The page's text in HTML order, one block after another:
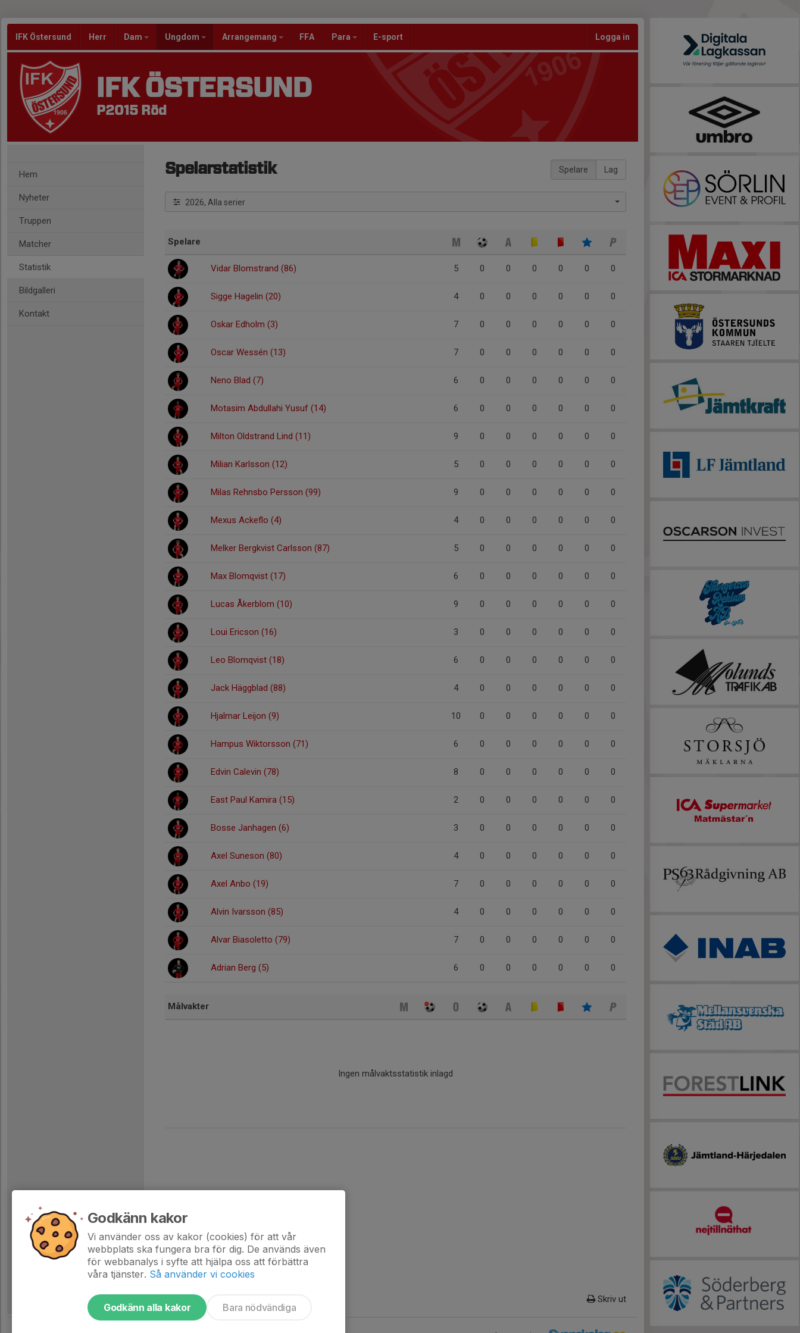
IFK Östersund Herr Dam Ungdom Arrangemang FFA Para E-sport Logga in
IFK ÖSTERSUND
P2015 Röd
Hem
Nyheter
Truppen
Matcher
Statistik
Bildgalleri
Kontakt
Spelare Lag
Spelarstatistik
2026, Alla serier
Spelare
Vidar Blomstrand (86) 5 0 0 0 0 0 0
Sigge Hagelin (20) 4 0 0 0 0 0 0
Oskar Edholm (3) 7 0 0 0 0 0 0
Oscar Wessén (13) 7 0 0 0 0 0 0
Neno Blad (7) 6 0 0 0 0 0 0
Motasim Abdullahi Yusuf (14) 6 0 0 0 0 0 0
Milton Oldstrand Lind (11) 9 0 0 0 0 0 0
Milian Karlsson (12) 5 0 0 0 0 0 0
Milas Rehnsbo Persson (99) 9 0 0 0 0 0 0
Mexus Ackeflo (4) 4 0 0 0 0 0 0
Melker Bergkvist Carlsson (87) 5 0 0 0 0 0 0
Max Blomqvist (17) 6 0 0 0 0 0 0
Lucas Åkerblom (10) 9 0 0 0 0 0 0
Loui Ericson (16) 3 0 0 0 0 0 0
Leo Blomqvist (18) 6 0 0 0 0 0 0
Jack Häggblad (88) 4 0 0 0 0 0 0
Hjalmar Leijon (9) 10 0 0 0 0 0 0
Hampus Wiktorsson (71) 6 0 0 0 0 0 0
Edvin Calevin (78) 8 0 0 0 0 0 0
East Paul Kamira (15) 2 0 0 0 0 0 0
Bosse Janhagen (6) 3 0 0 0 0 0 0
Axel Suneson (80) 4 0 0 0 0 0 0
Axel Anbo (19) 7 0 0 0 0 0 0
Alvin Ivarsson (85) 4 0 0 0 0 0 0
Alvar Biasoletto (79) 7 0 0 0 0 0 0
Adrian Berg (5) 6 0 0 0 0 0 0
Målvakter
Ingen målvaktsstatistik inlagd
Skriv ut
Godkänn kakor
Vi använder oss av kakor (cookies) för att vår
webbplats ska fungera bra för dig. De används även
för webbanalys i syfte att hjälpa oss att förbättra
våra tjänster. Så använder vi cookies
Godkänn alla kakor Bara nödvändiga